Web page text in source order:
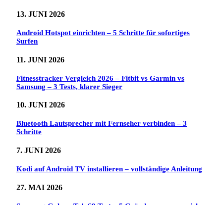
13. JUNI 2026
Android Hotspot einrichten – 5 Schritte für sofortiges
Surfen
11. JUNI 2026
Fitnesstracker Vergleich 2026 – Fitbit vs Garmin vs
Samsung – 3 Tests, klarer Sieger
10. JUNI 2026
Bluetooth Lautsprecher mit Fernseher verbinden – 3
Schritte
7. JUNI 2026
Kodi auf Android TV installieren – vollständige Anleitung
27. MAI 2026